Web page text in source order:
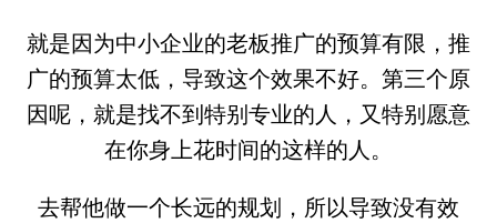
就是因为中小企业的老板推广的预算有限，推
广的预算太低，导致这个效果不好。第三个原
因呢，就是找不到特别专业的人，又特别愿意
在你身上花时间的这样的人。
去帮他做一个长远的规划，所以导致没有效